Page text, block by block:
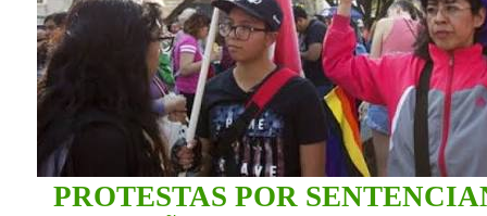
PROTESTAS POR